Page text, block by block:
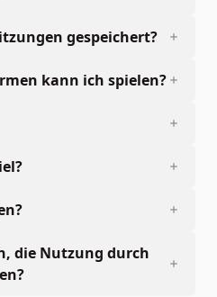
gespeichert?
kann ich spielen?
die Nutzung durch